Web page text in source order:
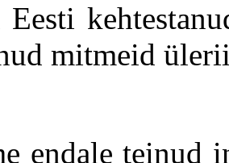
mitmeid
endale teinud